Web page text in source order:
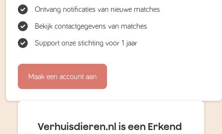
Ontvang notificaties van nieuwe matches
Bekijk contactgegevens van matches
Support onze stichting voor 1 jaar
Maak een account aan
Verhuisdieren.nl is een Erkend